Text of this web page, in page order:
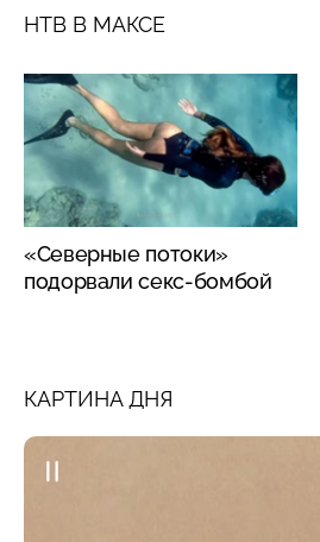
НТВ В МАКСЕ
«Северные потоки»
подорвали секс-бомбой
КАРТИНА ДНЯ